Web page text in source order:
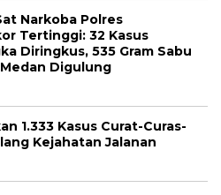
Narkoba Polres
Tertinggi: 32 Kasus
Diringkus, 535 Gram Sabu
Digulung
1.333 Kasus Curat-Curas-
Kejahatan Jalanan